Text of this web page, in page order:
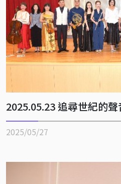
2025.05.23 追尋世紀的
2025/05/27